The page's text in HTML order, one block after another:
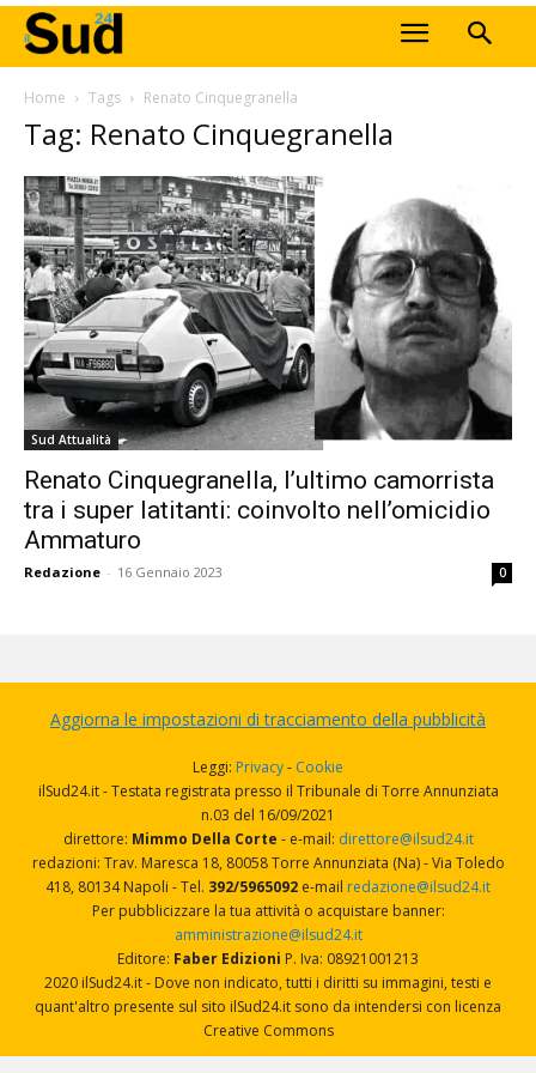
Home Tags Renato Cinquegranella
Tag: Renato Cinquegranella
Sud Attualità
Renato Cinquegranella, l’ultimo camorrista
tra i super latitanti: coinvolto nell’omicidio
Ammaturo
Redazione - 16 Gennaio 2023 0
Aggiorna le impostazioni di tracciamento della pubblicità
Leggi: Privacy- Cookie
ilSud24.it - Testata registrata presso il Tribunale di Torre Annunziata
n.03 del 16/09/2021
direttore: Mimmo Della Corte - e-mail: direttore@ilsud24.it
redazioni: Trav. Maresca 18, 80058 Torre Annunziata (Na) - Via Toledo
418, 80134 Napoli - Tel. 392/5965092 e-mail redazione@ilsud24.it
Per pubblicizzare la tua attività o acquistare banner:
amministrazione@ilsud24.it
Editore: Faber Edizioni P. Iva: 08921001213
2020 ilSud24.it - Dove non indicato, tutti i diritti su immagini, testi e
quant'altro presente sul sito ilSud24.it sono da intendersi con licenza
Creative Commons